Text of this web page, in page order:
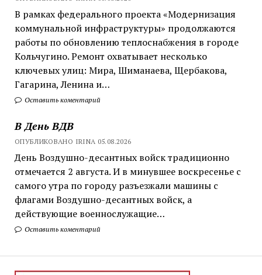
В рамках федерального проекта «Модернизация
коммунальной инфраструктуры» продолжаются
работы по обновлению теплоснабжения в городе
Кольчугино. Ремонт охватывает несколько
ключевых улиц: Мира, Шиманаева, Щербакова,
Гагарина, Ленина и…
Оставить коментарий
В День ВДВ
ОПУБЛИКОВАНО IRINA 05.08.2026
День Воздушно-десантных войск традиционно
отмечается 2 августа. И в минувшее воскресенье с
самого утра по городу разъезжали машины с
флагами Воздушно-десантных войск, а
действующие военнослужащие…
Оставить коментарий